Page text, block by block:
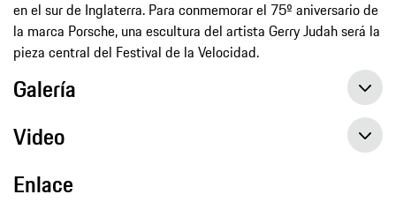
en el sur de Inglaterra. Para conmemorar el 75º aniversario de
la marca Porsche, una escultura del artista Gerry Judah será la
pieza central del Festival de la Velocidad.
Galería
Video
Enlace